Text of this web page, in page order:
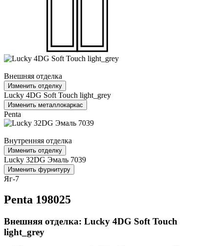
Внешняя отделка
Изменить отделку
Lucky 4DG Soft Touch light_grey
Изменить металлокаркас
Penta
Внутренняя отделка
Изменить отделку
Lucky 32DG Эмаль 7039
Изменить фурнитуру
Яг-7
Penta 198025
Внешняя отделка: Lucky 4DG Soft Touch
light_grey